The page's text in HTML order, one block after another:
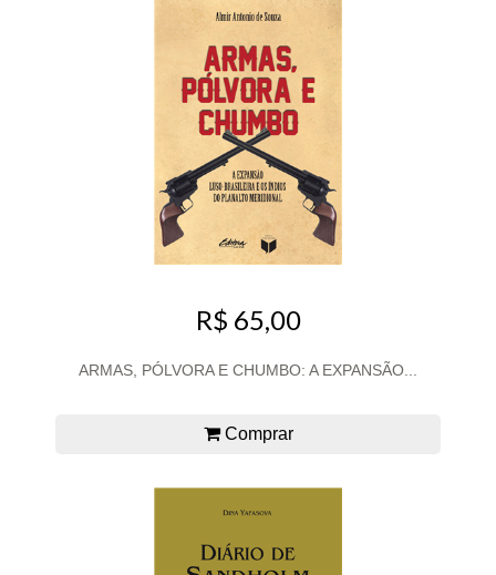
R$ 65,00
ARMAS, PÓLVORA E CHUMBO: A EXPANSÃO...
Comprar